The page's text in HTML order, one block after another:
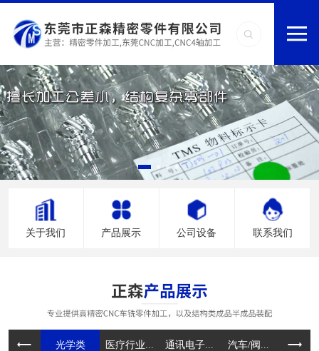
关于我们 产品展示 公司设备 联系我们
光学类 医疗行业... 通讯电子... 汽车/阀... 电动工